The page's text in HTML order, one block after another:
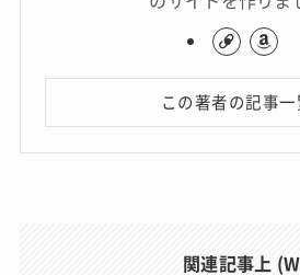
この著者の記事一
関連記事上